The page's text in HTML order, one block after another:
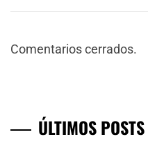
Comentarios cerrados.
ÚLTIMOS POSTS